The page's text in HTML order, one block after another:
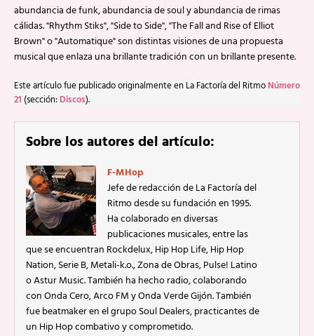
abundancia de funk, abundancia de soul y abundancia de rimas
cálidas. "Rhythm Stiks", "Side to Side", "The Fall and Rise of Elliot
Brown" o "Automatique" son distintas visiones de una propuesta
musical que enlaza una brillante tradición con un brillante presente.
Este artículo fue publicado originalmente en La Factoría del Ritmo Número
21 (sección: Discos).
Sobre los autores del artículo:
F-MHop
Jefe de redacción de La Factoría del
Ritmo desde su fundación en 1995.
Ha colaborado en diversas
publicaciones musicales, entre las
que se encuentran Rockdelux, Hip Hop Life, Hip Hop
Nation, Serie B, Metali-k.o., Zona de Obras, Pulse! Latino
o Astur Music. También ha hecho radio, colaborando
con Onda Cero, Arco FM y Onda Verde Gijón. También
fue beatmaker en el grupo Soul Dealers, practicantes de
un Hip Hop combativo y comprometido.